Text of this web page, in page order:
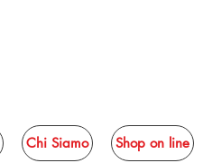
Chi Siamo Shop on line